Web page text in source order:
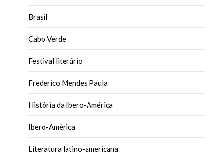
Brasil
Cabo Verde
Festival literário
Frederico Mendes Paula
História da Ibero-América
Ibero-América
Literatura latino-americana